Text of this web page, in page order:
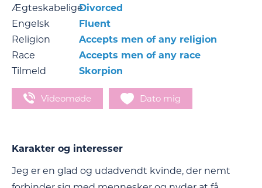
ÆgteskabeligeDivorced
Engelsk
Fluent
Religion
Accepts men of any religion
Race
Accepts men of any race
Tilmeld
Skorpion
Videomøde Dato mig
Karakter og interesser
Jeg er en glad og udadvendt kvinde, der nemt